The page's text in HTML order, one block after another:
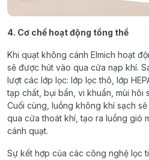
4. Cơ chế hoạt động tổng thể
Khi quạt không cánh Elmich hoạt
sẽ được hút vào qua cửa nạp khí.
lượt các lớp lọc: lớp lọc thô, lớp
tạp chất, bụi bẩn, vi khuẩn, mùi hôi
Cuối cùng, luồng không khí sạch
qua cửa thoát khí, tạo ra luồng gió
cánh quạt.
Sự kết hợp của các công nghệ lọc